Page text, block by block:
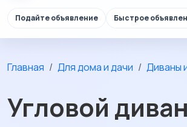
Подайте объявление Быстрое
Главная Для дома и дачи Диваны
Угловой